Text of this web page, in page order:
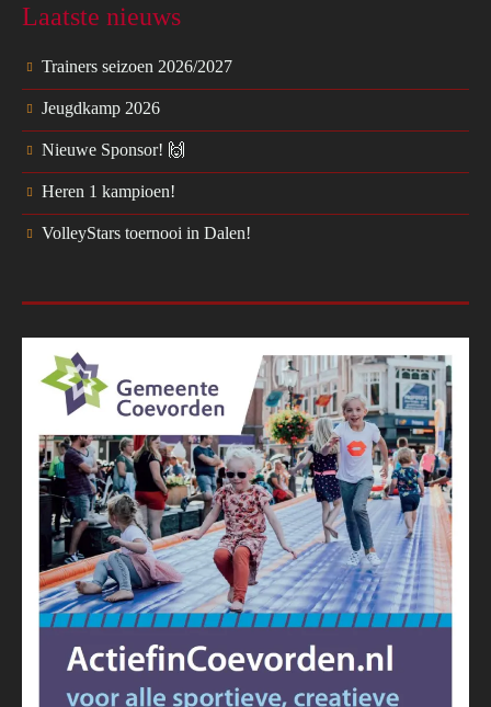
Laatste nieuws
Trainers seizoen 2026/2027
Jeugdkamp 2026
Nieuwe Sponsor! 🙌
Heren 1 kampioen!
VolleyStars toernooi in Dalen!